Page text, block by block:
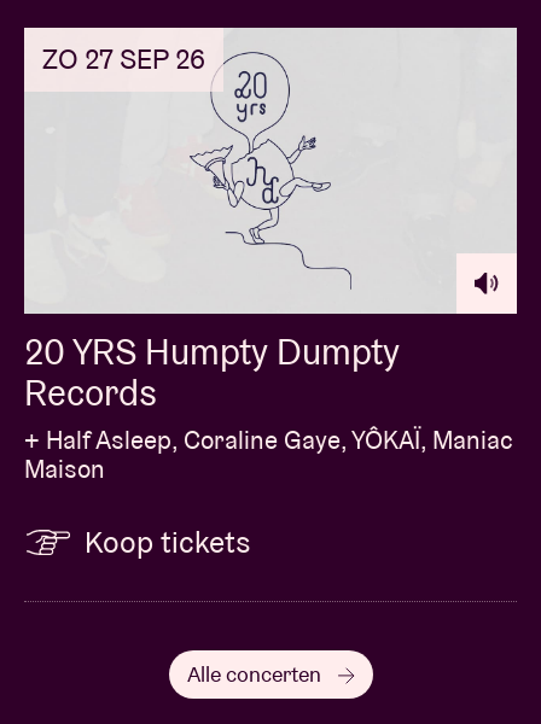
ZO 27 SEP 26
20 YRS Humpty Dumpty
Records
+ Half Asleep, Coraline Gaye, YÔKAÏ, Maniac
Maison
Koop tickets
Alle concerten